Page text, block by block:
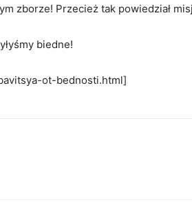
zborze! Przecież tak powiedział
biedne!
ot-bednosti.html]